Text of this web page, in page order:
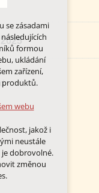
apod.
webu
se zásadami
formou
ukládání
zařízení,
produktů.
webu
jakož i
neustále
dobrovolné.
změnou